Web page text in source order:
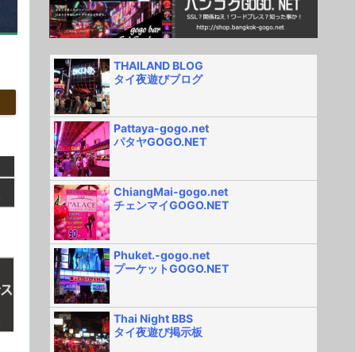
THAILAND BLOG
タイ夜遊びブログ
Pattaya-gogo.net
パタヤGOGO.NET
ChiangMai-gogo.net
チェンマイGOGO.NET
Phuket.-gogo.net
プーケットGOGO.NET
Thai Night BBS
タイ夜遊び掲示板